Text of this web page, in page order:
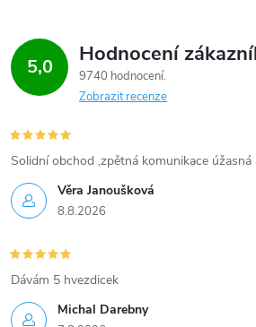
5,0 Hodnocení
9740 hodnocení
Zobrazit recenze
Věra Janoušková
8.8.2026
Solidní obchod ,zpětná komunikace
Michal Darebny
Dávám 5 hvezdicek